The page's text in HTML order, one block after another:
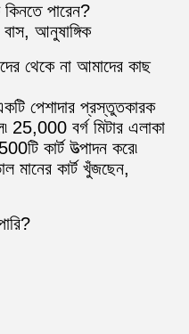
পারেন?
আনুষাঙ্গিক
থেকে না আমাদের কাছ
পেশাদার প্রস্তুতকারক
25,000 বর্গ মিটার এলাকা
কার্ট উত্পাদন করে৷
মানের কার্ট খুঁজছেন,